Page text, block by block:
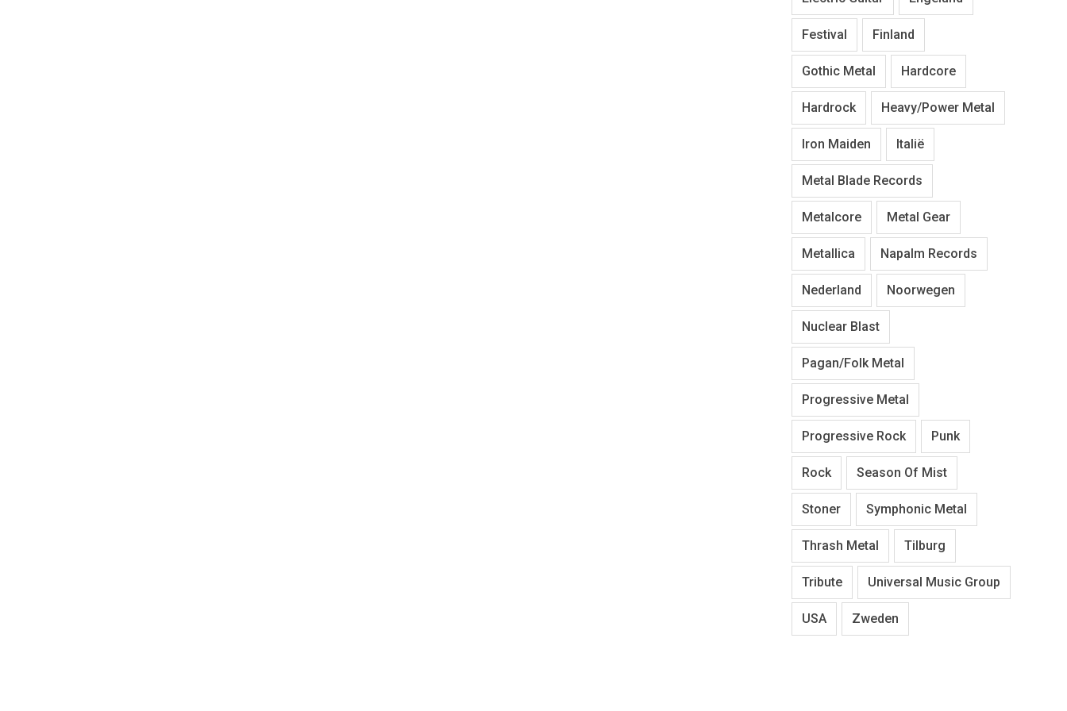
Festival Finland
Gothic Metal Hardcore
Hardrock Heavy/Power Metal
Iron Maiden Italië
Metal Blade Records
Metalcore Metal Gear
Metallica Napalm Records
Nederland Noorwegen
Nuclear Blast
Pagan/Folk Metal
Progressive Metal
Progressive Rock Punk
Rock Season Of Mist
Stoner Symphonic Metal
Thrash Metal Tilburg
Tribute Universal Music Group
USA Zweden